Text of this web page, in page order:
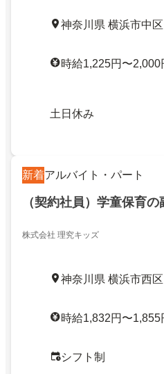
神奈川県 横浜市中
時給1,225円〜2,000
土日休み
新着アルバイト・パート
（契約社員）学童保育
株式会社 理究キッズ
神奈川県 横浜市西
時給1,832円〜1,855
シフト制